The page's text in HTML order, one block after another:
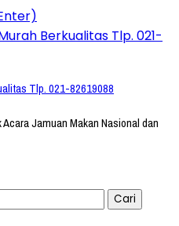
Tlp. 021-82619088
Jamuan Makan Nasional dan